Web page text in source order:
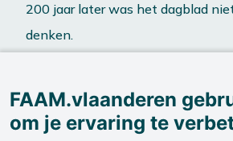
200 jaar later was het dagblad
denken.
Nu is de papieren krant aan de
vervangen door de smartphone.
FAAM.vlaanderen
om je ervaring te